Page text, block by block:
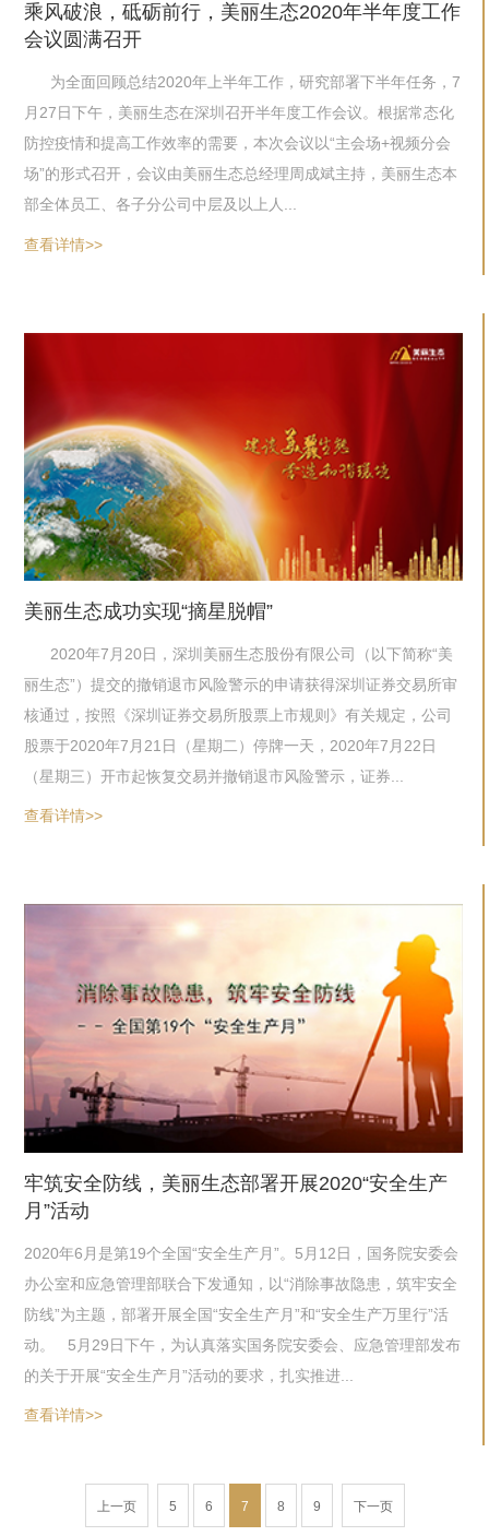
乘风破浪，砥砺前行，美丽生态2020年半年度工作
会议圆满召开
为全面回顾总结2020年上半年工作，研究部署下半年任务，7
月27日下午，美丽生态在深圳召开半年度工作会议。根据常态化
防控疫情和提高工作效率的需要，本次会议以“主会场+视频分会
场”的形式召开，会议由美丽生态总经理周成斌主持，美丽生态本
部全体员工、各子分公司中层及以上人...
查看详情>>
美丽生态成功实现“摘星脱帽”
2020年7月20日，深圳美丽生态股份有限公司（以下简称“美
丽生态”）提交的撤销退市风险警示的申请获得深圳证券交易所审
核通过，按照《深圳证券交易所股票上市规则》有关规定，公司
股票于2020年7月21日（星期二）停牌一天，2020年7月22日
（星期三）开市起恢复交易并撤销退市风险警示，证券...
查看详情>>
牢筑安全防线，美丽生态部署开展2020“安全生产
月”活动
2020年6月是第19个全国“安全生产月”。5月12日，国务院安委会
办公室和应急管理部联合下发通知，以“消除事故隐患，筑牢安全
防线”为主题，部署开展全国“安全生产月”和“安全生产万里行”活
动。 5月29日下午，为认真落实国务院安委会、应急管理部发布
的关于开展“安全生产月”活动的要求，扎实推进...
查看详情>>
上一页 5 6 7 8 9 下一页